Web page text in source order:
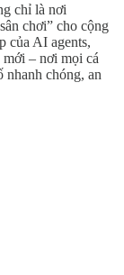
chỉ là nơi
chơi” cho cộng
của AI agents,
– nơi mọi cá
nhanh chóng, an